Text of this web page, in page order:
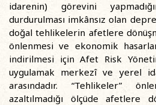
idarenin) görevini
durdurulması imkânsız olan
doğal tehlikelerin afetlere
önlenmesi ve ekonomik
indirilmesi için Afet Risk
uygulamak merkezî ve yerel
arasındadır. “Tehlikeler”
azaltılmadığı ölçüde afetlere